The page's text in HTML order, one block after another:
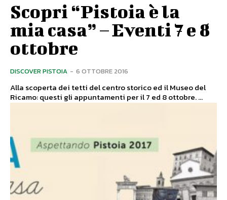
Scopri “Pistoia è la
mia casa” – Eventi 7 e 8
ottobre
DISCOVER PISTOIA - 6 OTTOBRE 2016
Alla scoperta dei tetti del centro storico ed il Museo del
Ricamo: questi gli appuntamenti per il 7 ed 8 ottobre. ...